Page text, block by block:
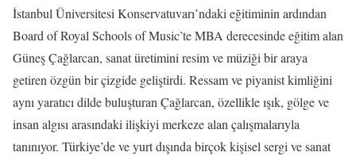
İstanbul Üniversitesi Konservatuvarı’ndaki eğitiminin ardından
Board of Royal Schools of Music’te MBA derecesinde eğitim alan
Güneş Çağlarcan, sanat üretimini resim ve müziği bir araya
getiren özgün bir çizgide geliştirdi. Ressam ve piyanist kimliğini
aynı yaratıcı dilde buluşturan Çağlarcan, özellikle ışık, gölge ve
insan algısı arasındaki ilişkiyi merkeze alan çalışmalarıyla
tanınıyor. Türkiye’de ve yurt dışında birçok kişisel sergi ve sanat